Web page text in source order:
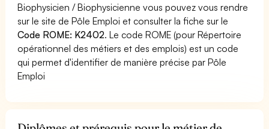
Biophysicien / Biophysicienne vous pouvez vous rendre
sur le site de Pôle Emploi et consulter la fiche sur le
Code ROME: K2402. Le code ROME (pour Répertoire
opérationnel des métiers et des emplois) est un code
qui permet d'identifier de manière précise par Pôle
Emploi